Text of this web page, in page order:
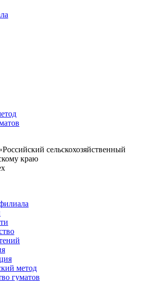
сельскохозяйственный
краю
метод
гуматов